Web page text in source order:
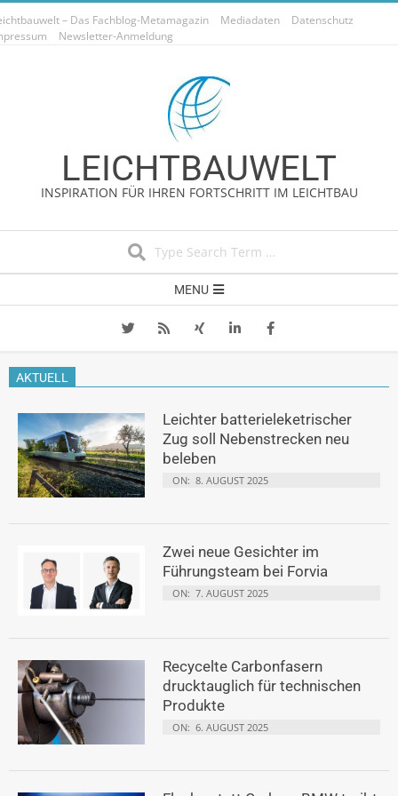
Skip
to
– Das Fachblog-Metamagazin Mediadaten
Datenschutz
Newsletter-Anmeldung
LEICHTBAUWELT
INSPIRATION FÜR IHREN FORTSCHRITT IM LEICHTBAU
Navigation
MENU
AKTUELL
Leichter batterieleketrischer
Zug soll Nebenstrecken neu
beleben
ON: 8. AUGUST 2025
Zwei neue Gesichter im
Führungsteam bei Forvia
ON: 7. AUGUST 2025
Recycelte Carbonfasern
drucktauglich für technischen
Produkte
ON: 6. AUGUST 2025